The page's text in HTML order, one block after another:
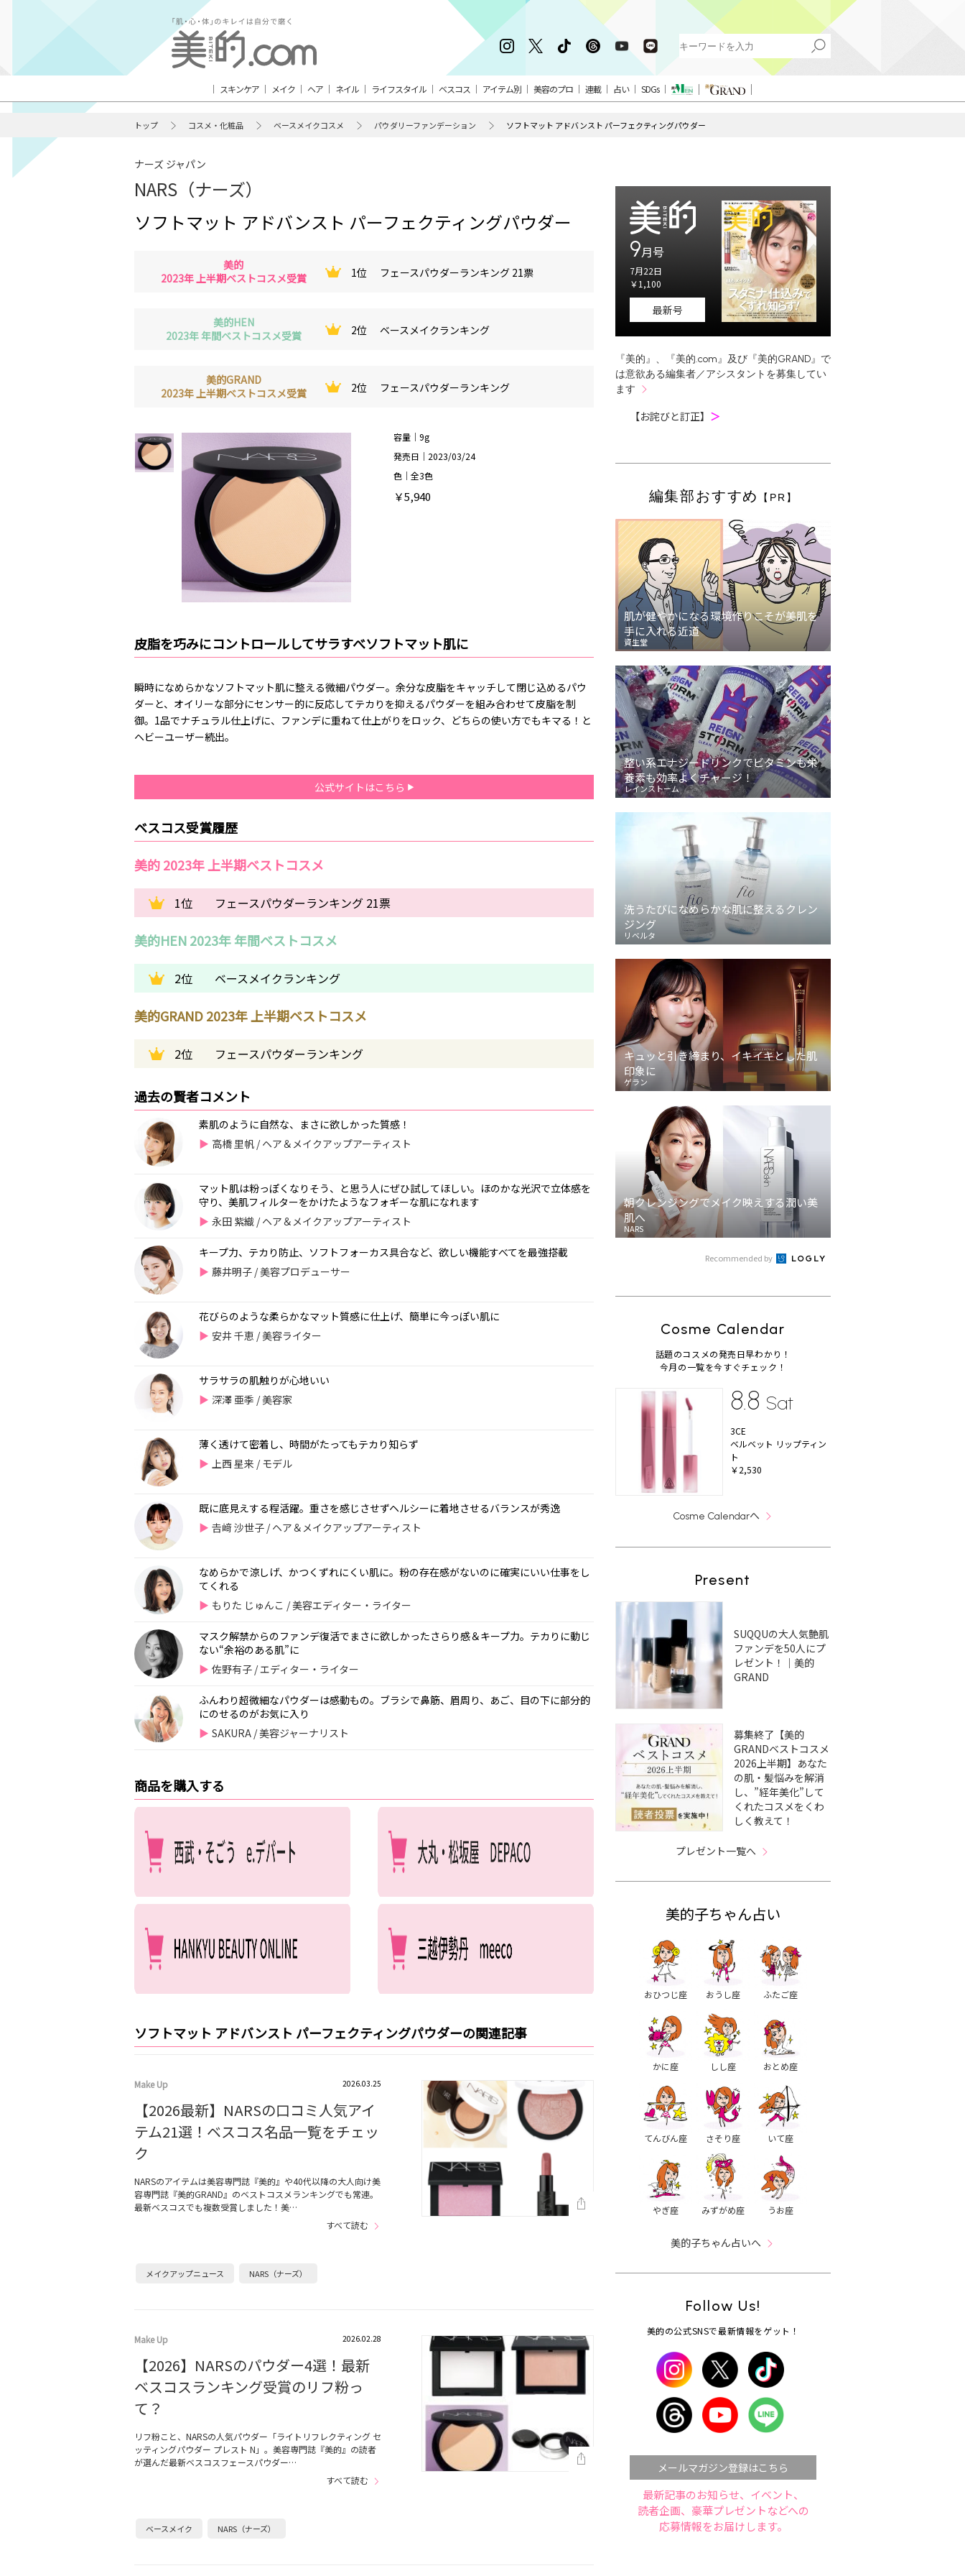
スキンケア メイク ヘア ネイル ライフスタイル ベスコス アイテム別 美容のプロ 連載 占い SDGs
トップ コスメ・化粧品 ベースメイクコスメ パウダリーファンデーション ソフトマット アドバンスト パーフェクティングパウダー
ナーズ ジャパン
NARS（ナーズ）
ソフトマット アドバンスト パーフェクティングパウダー
美的
2023年 上半期ベストコスメ受賞
1位 フェースパウダーランキング 21票
美的HEN
2023年 年間ベストコスメ受賞
2位 ベースメイクランキング
美的GRAND
2023年 上半期ベストコスメ受賞
2位 フェースパウダーランキング
容量｜9g
発売日｜2023/03/24
色｜全3色
￥5,940
皮脂を巧みにコントロールしてサラすべソフトマット肌に
瞬時になめらかなソフトマット肌に整える微細パウダー。余分な皮脂をキャッチして閉じ込めるパウ
ダーと、オイリーな部分にセンサー的に反応してテカりを抑えるパウダーを組み合わせて皮脂を制
御。1品でナチュラル仕上げに、ファンデに重ねて仕上がりをロック、どちらの使い方でもキマる！と
ヘビーユーザー続出。
公式サイトはこちら
ベスコス受賞履歴
美的 2023年 上半期ベストコスメ
1位 フェースパウダーランキング 21票
美的HEN 2023年 年間ベストコスメ
2位 ベースメイクランキング
美的GRAND 2023年 上半期ベストコスメ
2位 フェースパウダーランキング
過去の賢者コメント
素肌のように自然な、まさに欲しかった質感！
高橋 里帆 / ヘア＆メイクアップアーティスト
マット肌は粉っぽくなりそう、と思う人にぜひ試してほしい。ほのかな光沢で立体感を
守り、美肌フィルターをかけたようなフォギーな肌になれます
永田 紫織 / ヘア＆メイクアップアーティスト
キープ力、テカり防止、ソフトフォーカス具合など、欲しい機能すべてを最強搭載
藤井明子 / 美容プロデューサー
花びらのような柔らかなマット質感に仕上げ、簡単に今っぽい肌に
安井 千恵 / 美容ライター
サラサラの肌触りが心地いい
深澤 亜季 / 美容家
薄く透けて密着し、時間がたってもテカり知らず
上西 星来 / モデル
既に底見えする程活躍。重さを感じさせずヘルシーに着地させるバランスが秀逸
𠮷﨑 沙世子 / ヘア＆メイクアップアーティスト
なめらかで涼しげ、かつくずれにくい肌に。粉の存在感がないのに確実にいい仕事をし
てくれる
もりた じゅんこ / 美容エディター・ライター
マスク解禁からのファンデ復活でまさに欲しかったさらり感＆キープ力。テカりに動じ
ない“余裕のある肌”に
佐野有子 / エディター・ライター
ふんわり超微細なパウダーは感動もの。ブラシで鼻筋、眉周り、あご、目の下に部分的
にのせるのがお気に入り
SAKURA / 美容ジャーナリスト
商品を購入する
ソフトマット アドバンスト パーフェクティングパウダーの関連記事
Make Up 2026.03.25
【2026最新】NARSの口コミ人気アイ
テム21選！ベスコス名品一覧をチェッ
ク
NARSのアイテムは美容専門誌『美的』や40代以降の大人向け美
容専門誌『美的GRAND』のベストコスメランキングでも常連。
最新ベスコスでも複数受賞しました！美…
すべて読む
メイクアップニュース NARS（ナーズ）
Make Up 2026.02.28
【2026】NARSのパウダー4選！最新
ベスコスランキング受賞のリフ粉っ
て？
リフ粉こと、NARSの人気パウダー「ライトリフレクティング セ
ッティングパウダー プレスト N」。美容専門誌『美的』の読者
が選んだ最新ベスコスフェースパウダー…
すべて読む
ベースメイク NARS（ナーズ）
9月号
7月22日
￥1,100
最新号
『美的』、『美的.com』及び『美的GRAND』で
は意欲ある編集者／アシスタントを募集してい
ます
【お詫びと訂正】 ＞
編集部おすすめ 【PR】
肌が健やかになる環境作りこそが美肌を
手に入れる近道
資生堂
整い系エナジードリンクでビタミンも栄
養素も効率よくチャージ！
レインストーム
洗うたびになめらかな肌に整えるクレン
ジング
リベルタ
キュッと引き締まり、イキイキとした肌
印象に
ゲラン
朝クレンジングでメイク映えする潤い美
肌へ
NARS
Recommended by
Cosme Calendar
話題のコスメの発売日早わかり！
今月の一覧を今すぐチェック！
8.8 Sat
3CE
ベルベット リップティン
ト
￥2,530
Cosme Calendarへ
Present
SUQQUの大人気艶肌
ファンデを50人にプ
レゼント！｜美的
GRAND
募集終了【美的
GRANDベストコスメ
2026上半期】あなた
の肌・髪悩みを解消
し、”経年美化”して
くれたコスメをくわ
しく教えて！
プレゼント一覧へ
美的子ちゃん占い
おひつじ座 おうし座 ふたご座
かに座 しし座 おとめ座
てんびん座 さそり座 いて座
やぎ座 みずがめ座 うお座
美的子ちゃん占いへ
Follow Us!
美的の公式SNSで最新情報をゲット！
メールマガジン登録はこちら
最新記事のお知らせ、イベント、
読者企画、豪華プレゼントなどへの
応募情報をお届けします。